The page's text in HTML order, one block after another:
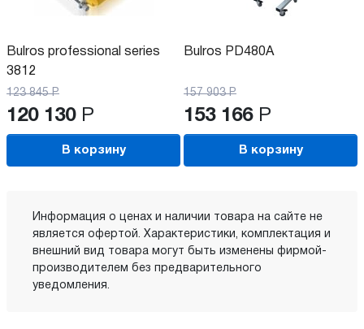
Bulros professional series
3812
123 845 Р
120 130 Р
В корзину
Bulros PD480A
157 903 Р
153 166 Р
В корзину
Информация о ценах и наличии товара на сайте не
является офертой. Характеристики, комплектация и
внешний вид товара могут быть изменены фирмой-
производителем без предварительного
уведомления.